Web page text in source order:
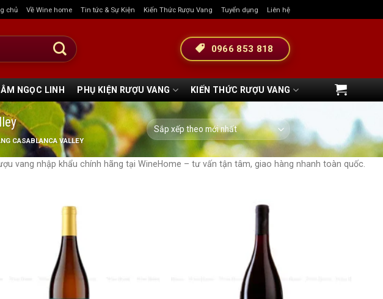
chủ Về Wine home Tin tức & Sự Kiện Kiến Thức Rượu Vang Tuyển dụng Liên hệ
0966 853 818
NGỌC LINH PHỤ KIỆN RƯỢU VANG KIẾN THỨC RƯỢU VANG
CASABLANCA VALLEY
vang nhập khẩu chính hãng tại WineHome – tư vấn tận tâm, giao hàng nhanh toàn quốc.